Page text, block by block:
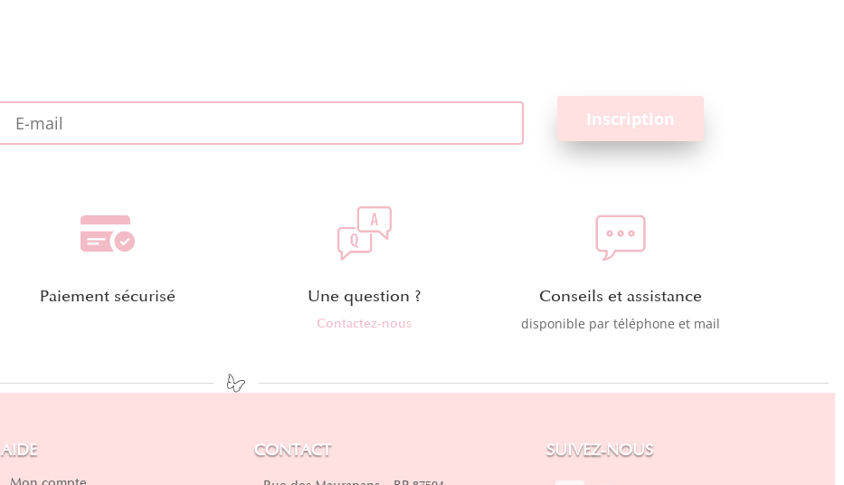
Paiement sécurisé Une question ?
Contactez-nous
Conseils et assistance
disponible par téléphone et mail
AIDE CONTACT SUIVEZ-NOUS